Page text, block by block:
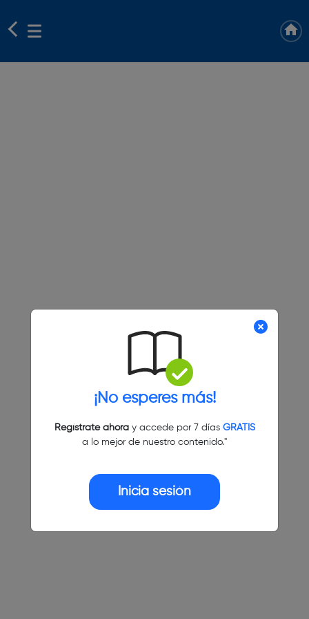
¡No esperes más!
Regístrate ahoray accede por 7 días GRATIS
a lo mejor de nuestro contenido."
Inicia sesión